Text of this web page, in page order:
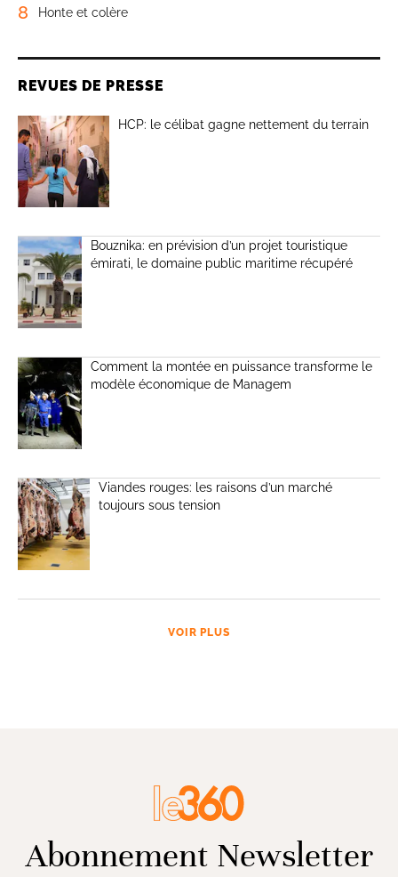
8 Honte et colère
REVUES DE PRESSE
HCP: le célibat gagne nettement du terrain
Bouznika: en prévision d’un projet touristique
émirati, le domaine public maritime récupéré
Comment la montée en puissance transforme le
modèle économique de Managem
Viandes rouges: les raisons d’un marché
toujours sous tension
VOIR PLUS
Abonnement Newsletter